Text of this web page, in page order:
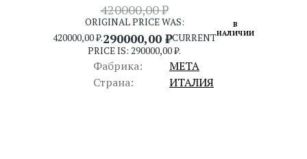
420000,00₽
ORIGINAL PRICE WAS:
420000,00 ₽.290000,00 ₽CURRENT
PRICE IS: 290000,00 ₽.
В
НАЛИЧИИ
Фабрика:
META
Страна:
ИТАЛИЯ